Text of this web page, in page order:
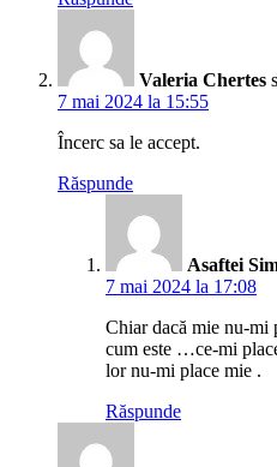
Valeria Chertes
7 mai 2024 la 15:55
Încerc sa le accept.
Răspunde
Asaftei
7 mai 2024 la 17:08
Chiar dacă mie nu-mi
cum este …ce-mi
lor nu-mi place mie .
Răspunde